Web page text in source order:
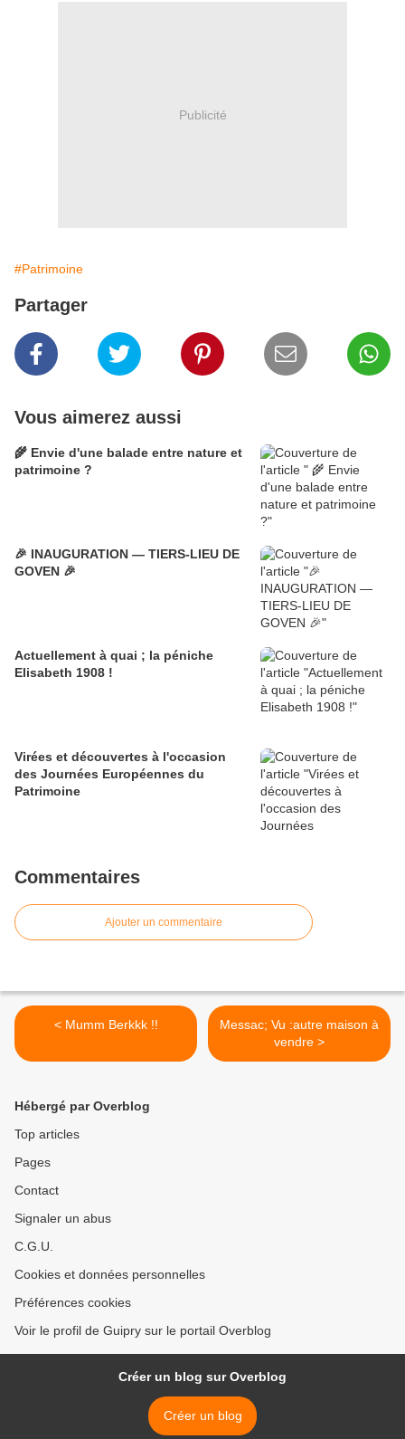
Publicité
#Patrimoine
Partager
Vous aimerez aussi
🌾 Envie d'une balade entre nature et
patrimoine ?
🎉 INAUGURATION — TIERS-LIEU DE
GOVEN 🎉
Actuellement à quai ; la péniche
Elisabeth 1908 !
Virées et découvertes à l'occasion
des Journées Européennes du
Patrimoine
Commentaires
Ajouter un commentaire
< Mumm Berkkk !!
Messac; Vu :autre maison à
vendre >
Hébergé par Overblog
Top articles
Pages
Contact
Signaler un abus
C.G.U.
Cookies et données personnelles
Préférences cookies
Voir le profil de Guipry sur le portail Overblog
Créer un blog sur Overblog
Créer un blog